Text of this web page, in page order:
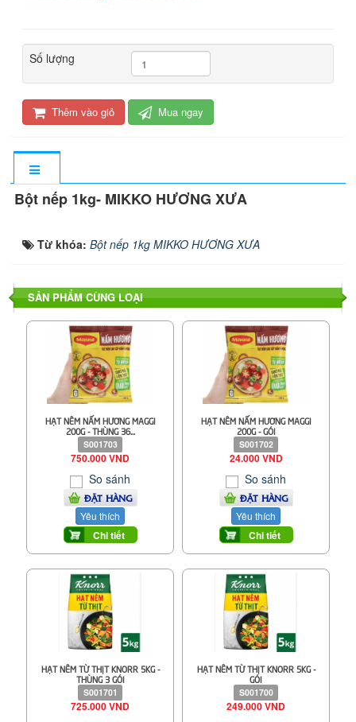
Số lượng
Thêm vào giỏ Mua ngay
Bột nếp 1kg- MIKKO HƯƠNG XƯA
Từ khóa: Bột nếp 1kg MIKKO HƯƠNG XƯA
SẢN PHẨM CÙNG LOẠI
HẠT NÊM NẤM HƯƠNG MAGGI
200G - THÙNG 36...
S001703
750.000 VND
So sánh
ĐẶT HÀNG
Yêu thích
Chi tiết
HẠT NÊM NẤM HƯƠNG MAGGI
200G - GÓI
S001702
24.000 VND
So sánh
ĐẶT HÀNG
Yêu thích
Chi tiết
HẠT NÊM TỪ THỊT KNORR 5KG -
THÙNG 3 GÓI
S001701
725.000 VND
HẠT NÊM TỪ THỊT KNORR 5KG -
GÓI
S001700
249.000 VND